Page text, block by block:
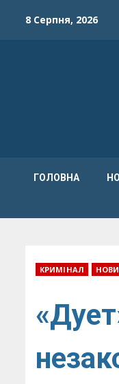
8 Серпня, 2026
ГОЛОВНА
КРИМІНАЛ